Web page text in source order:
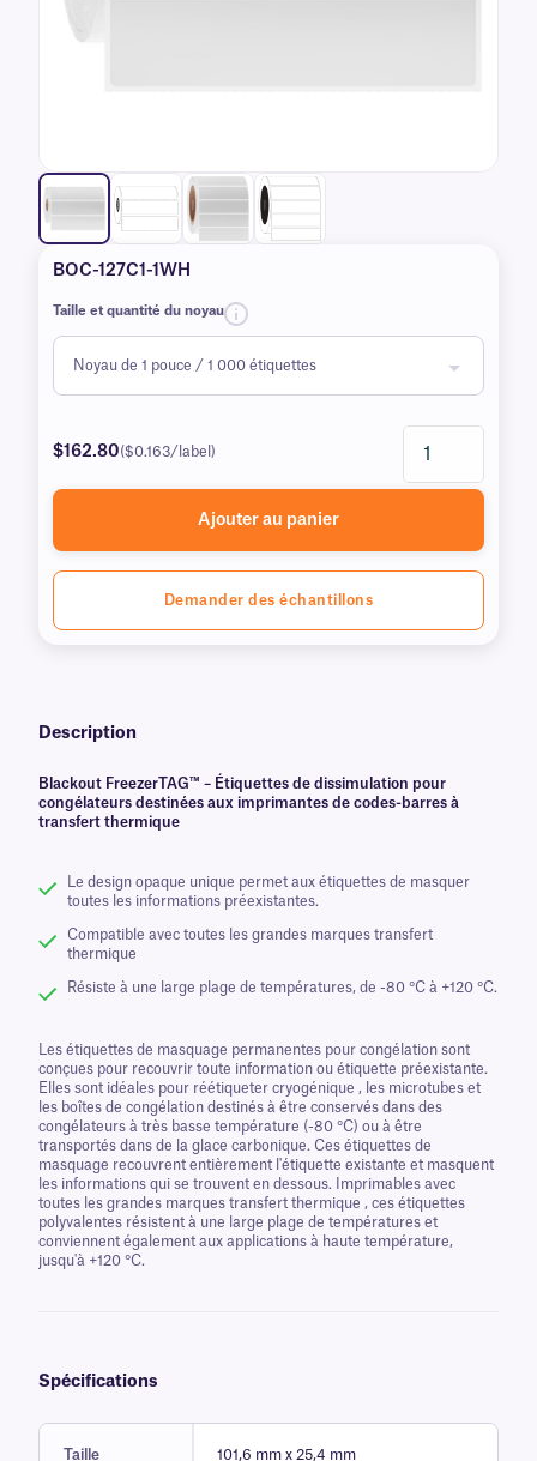
BOC-127C1-1WH
Taille et quantité du noyau
$162.80($0.163/label)
Ajouter au panier
Demander des échantillons
Description
Blackout FreezerTAG™ – Étiquettes de dissimulation pour
congélateurs destinées aux imprimantes de codes-barres à
transfert thermique
Le design opaque unique permet aux étiquettes de masquer
toutes les informations préexistantes.
Compatible avec toutes les grandes marques transfert
thermique
Résiste à une large plage de températures, de -80 °C à +120 °C.
Les étiquettes de masquage permanentes pour congélation sont
conçues pour recouvrir toute information ou étiquette préexistante.
Elles sont idéales pour réétiqueter cryogénique , les microtubes et
les boîtes de congélation destinés à être conservés dans des
congélateurs à très basse température (-80 °C) ou à être
transportés dans de la glace carbonique. Ces étiquettes de
masquage recouvrent entièrement l'étiquette existante et masquent
les informations qui se trouvent en dessous. Imprimables avec
toutes les grandes marques transfert thermique , ces étiquettes
polyvalentes résistent à une large plage de températures et
conviennent également aux applications à haute température,
jusqu'à +120 °C.
Spécifications
Taille 101,6 mm x 25,4 mm